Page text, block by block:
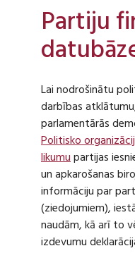
Partiju
Lai nodrošinātu
darbības
parlamentārās
Politisko
likumupartijas
un apkarošanas
informāciju par
(ziedojumiem),
naudām, kā arī to
izdevumu